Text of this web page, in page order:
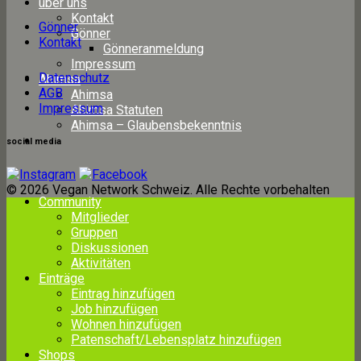
Kontakt
Gönner
Gönneranmeldung
Impressum
Ahimsa
Ahimsa
Ahimsa Statuten
Ahimsa – Glaubensbekenntnis
Community
Mitglieder
Gruppen
Diskussionen
Aktivitäten
Einträge
Eintrag hinzufügen
Job hinzufügen
Wohnen hinzufügen
Patenschaft/Lebensplatz hinzufügen
Shops
Gönner
Kontakt
Datenschutz
AGB
Impressum
social media
© 2026 Vegan Network Schweiz. Alle Rechte vorbehalten